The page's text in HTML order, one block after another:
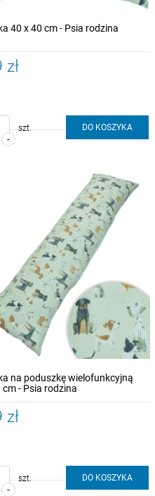
40 x 40 cm - Psia rodzina
zł
-
szt. DO KOSZYKA
na poduszkę wielofunkcyjną
cm - Psia rodzina
zł
-
szt. DO KOSZYKA